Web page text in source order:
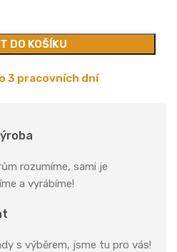
DO KOŠÍKU
3 pracovních dní
rozumíme, sami je
a vyrábíme!
s výběrem, jsme tu pro vás!